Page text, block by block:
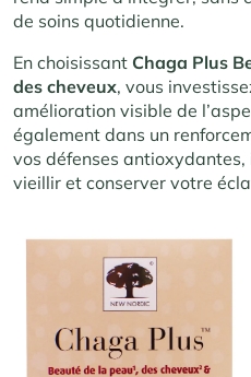
de soins quotidienne.
En choisissant Chaga Plus
des cheveux, vous
amélioration visible de
également dans un
vos défenses
vieillir et conserver votre